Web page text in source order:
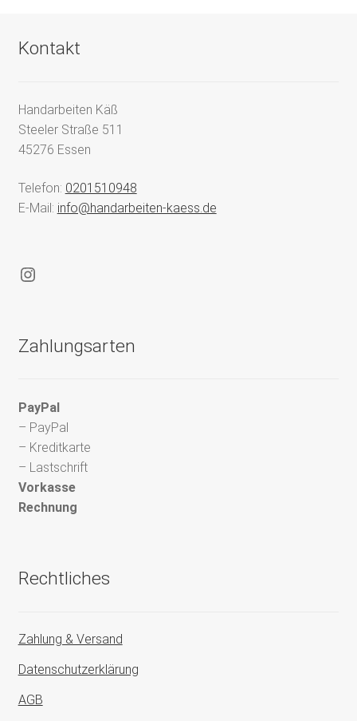
Kontakt
Handarbeiten Käß
Steeler Straße 511
45276 Essen
Telefon: 0201510948
E-Mail: info@handarbeiten-kaess.de
Instagram
Zahlungsarten
PayPal
– PayPal
– Kreditkarte
– Lastschrift
Vorkasse
Rechnung
Rechtliches
Zahlung & Versand
Datenschutzerklärung
AGB